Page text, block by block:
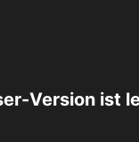
Version ist